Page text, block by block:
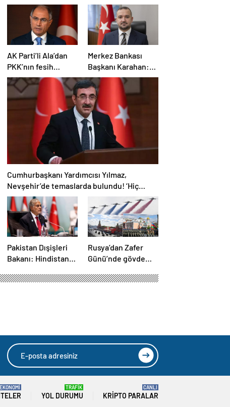
AK Parti’li Ala’dan
PKK’nın fesih
kararına ilişkin
açıklama: Pazarlık
söz konusu değildir
Merkez Bankası
Başkanı Karahan:
Sıkı para politikası
duruşumuz sürecek
Cumhurbaşkanı Yardımcısı Yılmaz,
Nevşehir’de temaslarda bulundu! ‘Hiç
kimsenin tereddütü olmasın’
Pakistan Dışişleri
Bakanı: Hindistan
duracağız
Rusya’dan Zafer
Günü’nde gövde
damga vuran anlar